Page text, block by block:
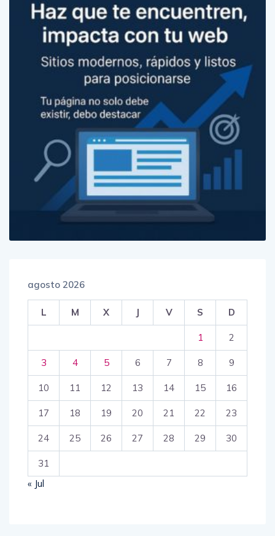
agosto 2026
L M X J V S D
1 2
3 4 5 6 7 8 9
10 11 12 13 14 15 16
17 18 19 20 21 22 23
24 25 26 27 28 29 30
31
« Jul